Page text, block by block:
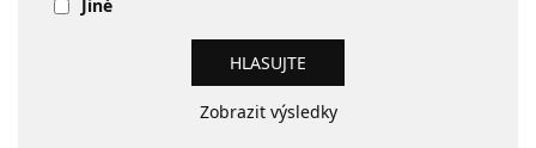
Jiné
Zobrazit výsledky